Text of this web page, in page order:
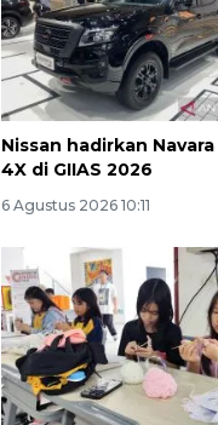
Nissan hadirkan Navara
4X di GIIAS 2026
6 Agustus 2026 10:11